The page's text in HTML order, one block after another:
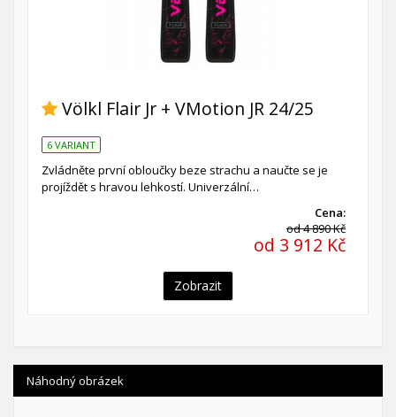
Völkl Flair Jr + VMotion JR 24/25
6 VARIANT
Zvládněte první obloučky beze strachu a naučte se je
projíždět s hravou lehkostí. Univerzální…
Cena:
od 4 890 Kč
od 3 912 Kč
Zobrazit
Náhodný obrázek